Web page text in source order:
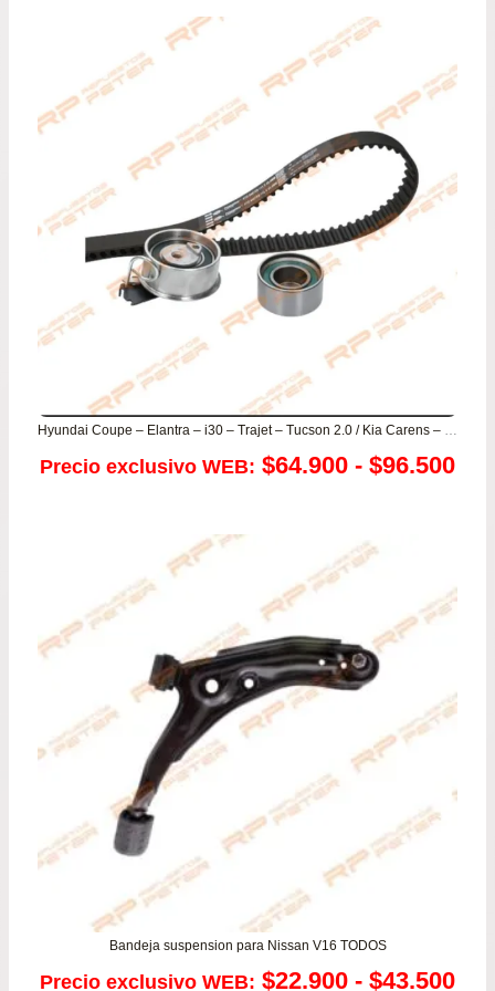
Hyundai Coupe – Elantra – i30 – Trajet – Tucson 2.0 / Kia Carens – Spectra – Sportage 2.0
Precio exclusivo WEB: $64.900 - $96.500
Bandeja suspension para Nissan V16 TODOS
Precio exclusivo WEB: $22.900 - $43.500